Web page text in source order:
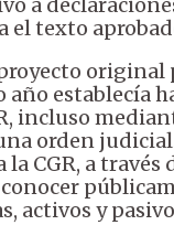
a
el texto
año establecía
incluso
orden
la CGR, a
activos y